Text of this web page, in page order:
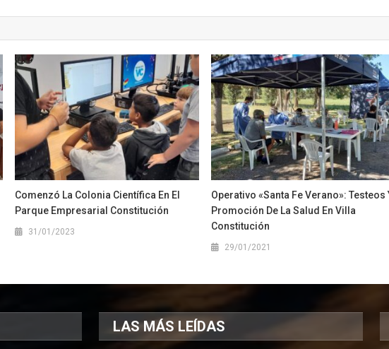
Comenzó La Colonia Científica En El
Parque Empresarial Constitución
31/01/2023
Operativo «Santa Fe Verano»: Testeos
Promoción De La Salud En Villa
Constitución
29/01/2021
LAS MÁS LEÍDAS